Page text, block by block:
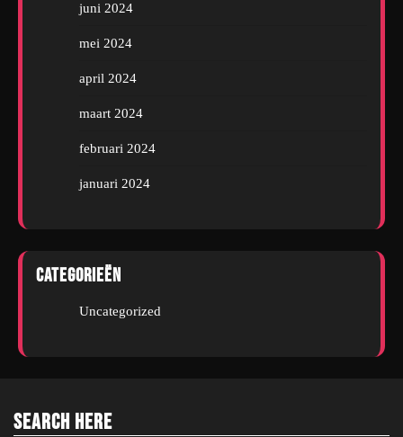
juni 2024
mei 2024
april 2024
maart 2024
februari 2024
januari 2024
Categorieën
Uncategorized
Search Here